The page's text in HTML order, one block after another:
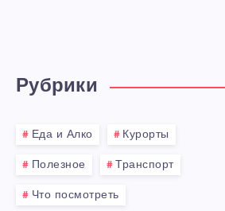
Рубрики
Еда и Алко Курорты
Полезное Транспорт
Что посмотреть